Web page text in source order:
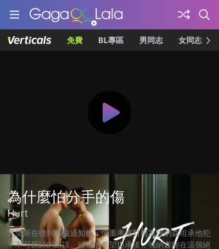
免費 BL專區 男同志 女同志
為什麼怕分手的傷
Hurt
克里斯在收到篩檢通知後，慎重考慮對男友強納森坦承他犯
下不可原諒的錯誤。雖然他希望坦承後，強納森能在這個絕